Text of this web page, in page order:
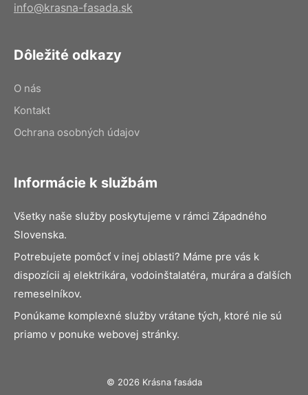
info@krasna-fasada.sk
Dôležité odkazy
O nás
Kontakt
Ochrana osobných údajov
Informácie k službám
Všetky naše služby poskytujeme v rámci Západného
Slovenska.
Potrebujete pomôcť v inej oblasti? Máme pre vás k
dispozícii aj elektrikára, vodoinštalatéra, murára a ďalších
remeselníkov.
Ponúkame komplexné služby vrátane tých, ktoré nie sú
priamo v ponuke webovej stránky.
© 2026 Krásna fasáda